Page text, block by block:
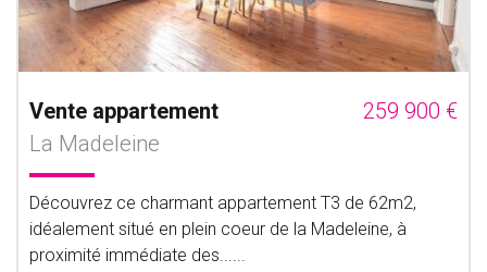
Vente appartement
259 900 €
La Madeleine
Découvrez ce charmant appartement T3 de 62m2,
idéalement situé en plein coeur de la Madeleine, à
proximité immédiate des......